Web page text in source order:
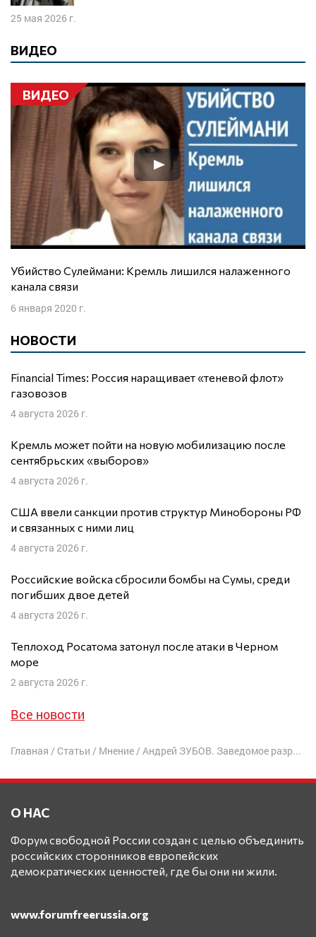
25 мая 2026 г.
ВИДЕО
ВИДЕО
Убийство Сулеймани: Кремль лишился налаженного
канала связи
6 января 2020 г.
НОВОСТИ
Financial Times: Россия наращивает «теневой флот»
газовозов
4 августа 2026 г.
Кремль может пойти на новую мобилизацию после
сентябрьских «выборов»
4 августа 2026 г.
США ввели санкции против структур Минобороны РФ
и связанных с ними лиц
4 августа 2026 г.
Российские войска сбросили бомбы на Сумы, среди
погибших двое детей
4 августа 2026 г.
Теплоход Росатома затонул после атаки в Черном
море
2 августа 2026 г.
Все новости
Главная / Статьи / Мнение/ Андрей ЗУБОВ. Заведомое разрушение безопасности в Европе
О НАС
Форум свободной России создан с целью объединить
российских сторонников европейских
демократических ценностей, где бы они ни жили.
www.forumfreerussia.org